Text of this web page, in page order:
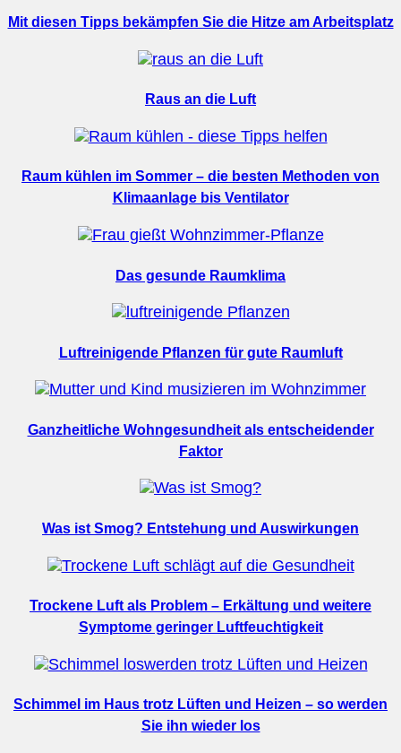
Mit diesen Tipps bekämpfen Sie die Hitze am Arbeitsplatz
Raus an die Luft
Raum kühlen im Sommer – die besten Methoden von
Klimaanlage bis Ventilator
Das gesunde Raumklima
Luftreinigende Pflanzen für gute Raumluft
Ganzheitliche Wohngesundheit als entscheidender
Faktor
Was ist Smog? Entstehung und Auswirkungen
Trockene Luft als Problem – Erkältung und weitere
Symptome geringer Luftfeuchtigkeit
Schimmel im Haus trotz Lüften und Heizen – so werden
Sie ihn wieder los